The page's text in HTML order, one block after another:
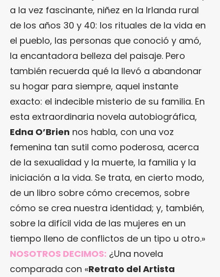
a la vez fascinante, niñez en la Irlanda rural
de los años 30 y 40: los rituales de la vida en
el pueblo, las personas que conoció y amó,
la encantadora belleza del paisaje. Pero
también recuerda qué la llevó a abandonar
su hogar para siempre, aquel instante
exacto: el indecible misterio de su familia. En
esta extraordinaria novela autobiográfica,
Edna O’Brien nos habla, con una voz
femenina tan sutil como poderosa, acerca
de la sexualidad y la muerte, la familia y la
iniciación a la vida. Se trata, en cierto modo,
de un libro sobre cómo crecemos, sobre
cómo se crea nuestra identidad; y, también,
sobre la difícil vida de las mujeres en un
tiempo lleno de conflictos de un tipo u otro.»
NOSOTROS DECIMOS: ¿Una novela
comparada con «Retrato del Artista